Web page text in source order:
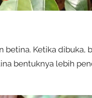
betina. Ketika dibuka,
bentuknya lebih